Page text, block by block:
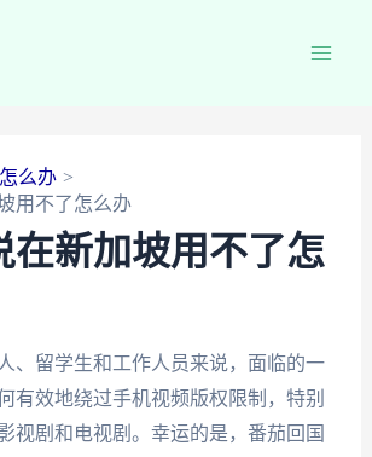
么办
用不了怎么办
在新加坡用不了怎
、留学生和工作人员来说，面临的一
有效地绕过手机视频版权限制，特别
视剧和电视剧。幸运的是，番茄回国